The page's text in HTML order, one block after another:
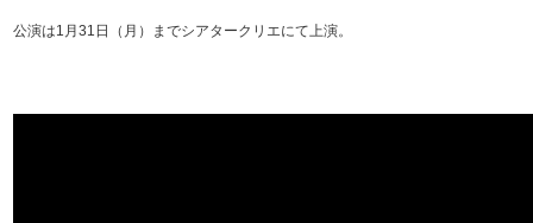
公演は1月31日（月）までシアタークリエにて上演。